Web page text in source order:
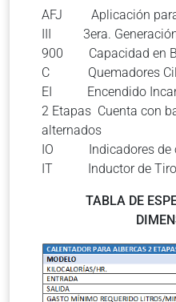
AFJ Aplicación
III 3era.
900 Capacidad en
C Quemadores
EI Encendido
2 Etapas Cuenta con
alternados
IO Indicadores de
IT Inductor de Tiro
TABLA DE